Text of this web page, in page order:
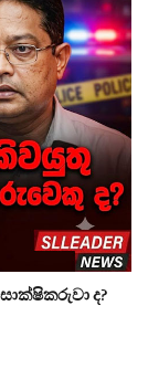
ද?